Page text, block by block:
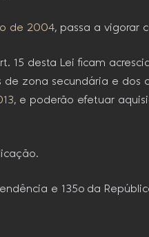
de 2004, passa a vigorar
15 desta Lei ficam
de zona secundária e
, e poderão efetuar
e 135o da